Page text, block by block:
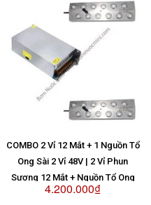
COMBO 2 Vỉ 12 Mắt + 1 Nguồn Tổ
Ong Sài 2 Vỉ 48V | 2 Vỉ Phun
Sương 12 Mắt + Nguồn Tổ Ong
Sài 2 Vỉ 48V
4.200.000₫